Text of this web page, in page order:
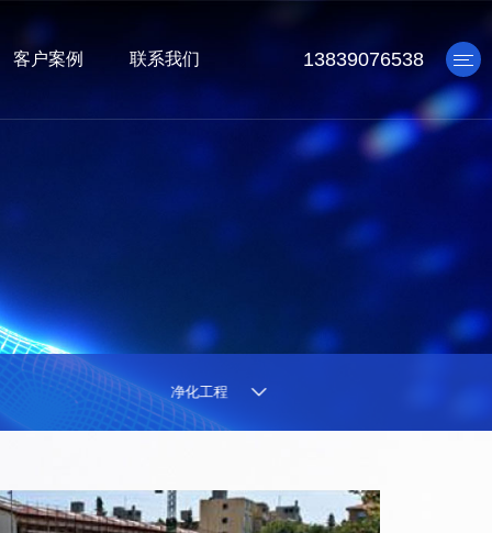
客户案例 联系我们 13839076538
产品中心
机车防腐工程